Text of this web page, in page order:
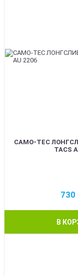
CAMO-TEC
TACS
730
В